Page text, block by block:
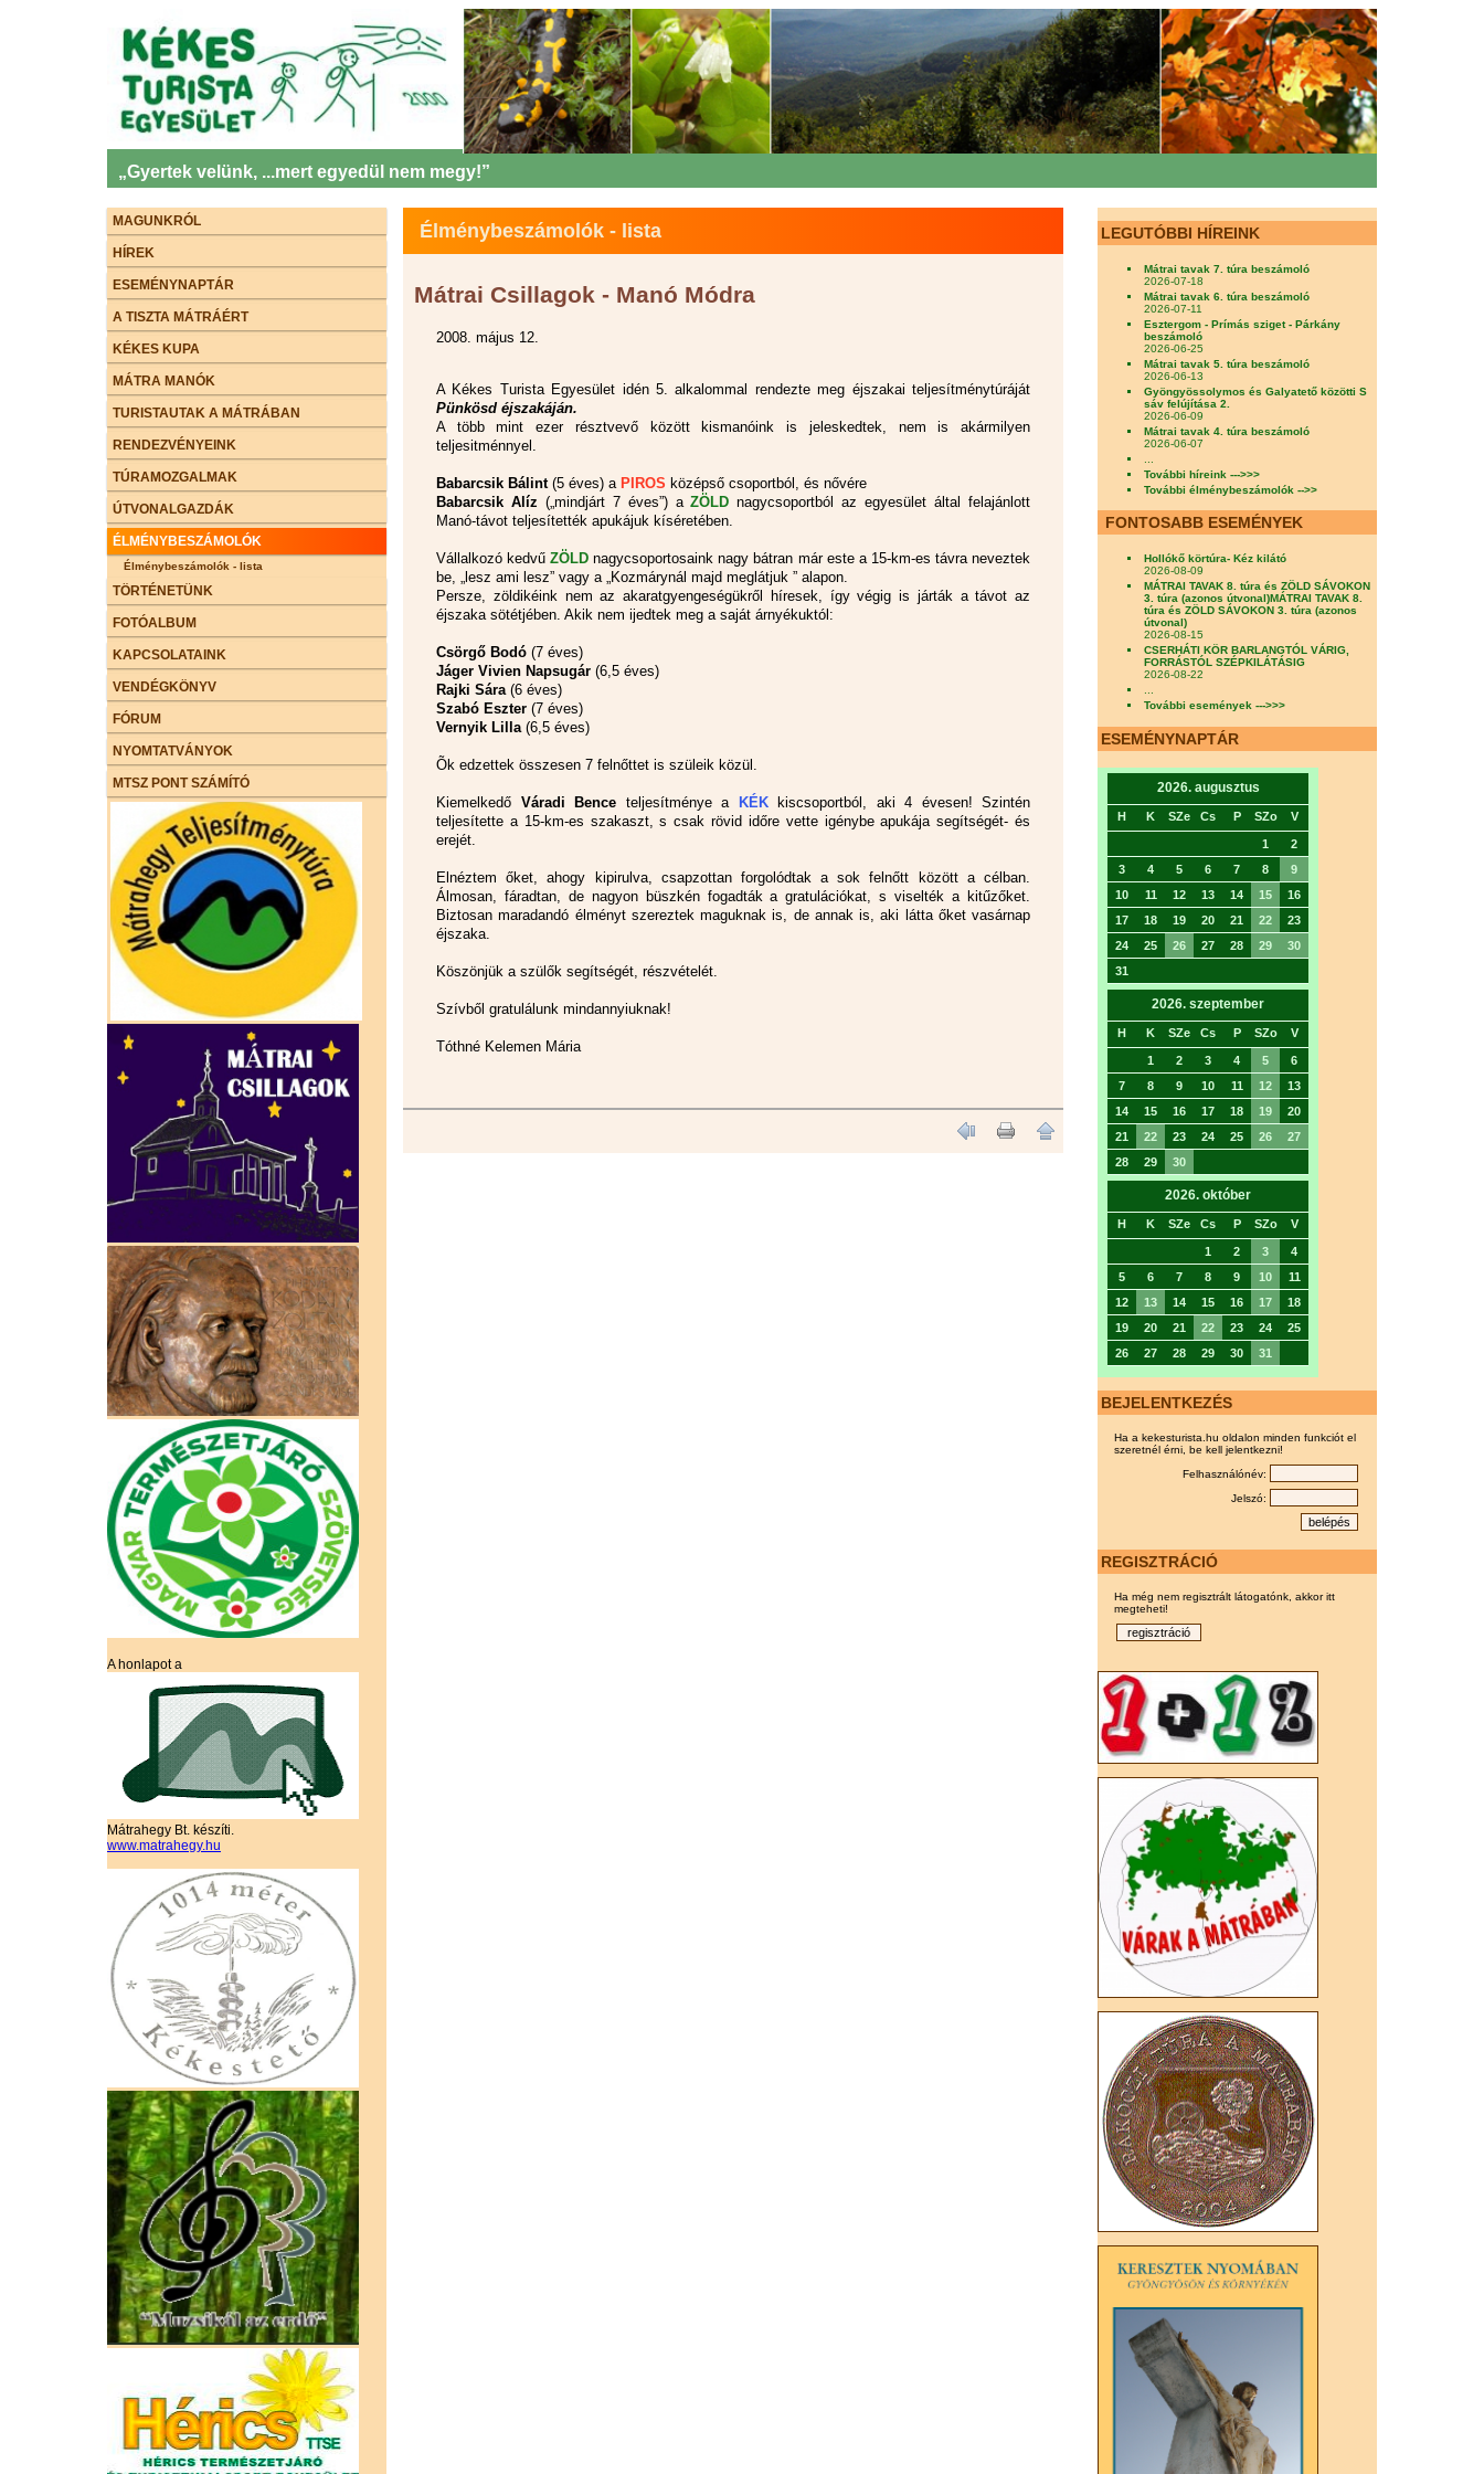
„Gyertek velünk, ...mert egyedül nem megy!”
MAGUNKRÓL
HÍREK
ESEMÉNYNAPTÁR
A TISZTA MÁTRÁÉRT
KÉKES KUPA
MÁTRA MANÓK
TURISTAUTAK A MÁTRÁBAN
RENDEZVÉNYEINK
TÚRAMOZGALMAK
ÚTVONALGAZDÁK
ÉLMÉNYBESZÁMOLÓK
Élménybeszámolók - lista
TÖRTÉNETÜNK
FOTÓALBUM
KAPCSOLATAINK
VENDÉGKÖNYV
FÓRUM
NYOMTATVÁNYOK
MTSZ PONT SZÁMÍTÓ
A honlapot a
Mátrahegy Bt. készíti.
www.matrahegy.hu
Élménybeszámolók - lista
Mátrai Csillagok - Manó Módra
2008. május 12.
A Kékes Turista Egyesület idén 5. alkalommal rendezte meg éjszakai teljesítménytúráját
Pünkösd éjszakáján.
A több mint ezer résztvevő között kismanóink is jeleskedtek, nem is akármilyen
teljesitménnyel.
Babarcsik Bálint(5 éves) a PIROS középső csoportból, és nővére
Babarcsik Alíz („mindjárt 7 éves”) aZÖLD nagycsoportból az egyesület által felajánlott
Manó-távot teljesítették apukájuk kíséretében.
Vállalkozó kedvűZÖLD nagycsoportosaink nagy bátran már este a 15-km-es távra neveztek
be, „lesz ami lesz” vagy a „Kozmárynál majd meglátjuk ” alapon.
Persze, zöldikéink nem az akaratgyengeségükről híresek, így végig is járták a távot az
éjszaka sötétjében. Akik nem ijedtek meg a saját árnyékuktól:
Csörgő Bodó (7 éves)
Jáger Vivien Napsugár (6,5 éves)
Rajki Sára (6 éves)
Szabó Eszter (7 éves)
Vernyik Lilla (6,5 éves)
Õk edzettek összesen 7 felnőttet is szüleik közül.
Kiemelkedő Váradi Bence teljesítménye a KÉK kiscsoportból, aki 4 évesen! Szintén
teljesítette a 15-km-es szakaszt, s csak rövid időre vette igénybe apukája segítségét- és
erejét.
Elnéztem őket, ahogy kipirulva, csapzottan forgolódtak a sok felnőtt között a célban.
Álmosan, fáradtan, de nagyon büszkén fogadták a gratulációkat, s viselték a kitűzőket.
Biztosan maradandó élményt szereztek maguknak is, de annak is, aki látta őket vasárnap
éjszaka.
Köszönjük a szülők segítségét, részvételét.
Szívből gratulálunk mindannyiuknak!
Tóthné Kelemen Mária
LEGUTÓBBI HÍREINK
Mátrai tavak 7. túra beszámoló
2026-07-18
Mátrai tavak 6. túra beszámoló
2026-07-11
Esztergom - Prímás sziget - Párkány
beszámoló
2026-06-25
Mátrai tavak 5. túra beszámoló
2026-06-13
Gyöngyössolymos és Galyatető közötti S
sáv felújítása 2.
2026-06-09
Mátrai tavak 4. túra beszámoló
2026-06-07
További híreink --->>>
További élménybeszámolók -->>
FONTOSABB ESEMÉNYEK
Hollókő körtúra- Kéz kilátó
2026-08-09
MÁTRAI TAVAK 8. túra és ZÖLD SÁVOKON
3. túra (azonos útvonal)MÁTRAI TAVAK 8.
túra és ZÖLD SÁVOKON 3. túra (azonos
útvonal)
2026-08-15
CSERHÁTI KÖR BARLANGTÓL VÁRIG,
FORRÁSTÓL SZÉPKILÁTÁSIG
2026-08-22
...
További események --->>>
ESEMÉNYNAPTÁR
2026. augusztus
H K SZe Cs P SZo V
1
2
3
4 5 6 7 8
9
10
11 12 13 14 15
16
17
18 19 20 21 22
23
24
25 26 27 28 29
30
31
2026. szeptember
H K SZe Cs P SZo V
1 2 3 4 5
6
7
8 9 10 11 12
13
14
15 16 17 18 19
20
21
22 23 24 25 26
27
28
29 30
2026. október
H K SZe Cs P SZo V
1 2 3
4
5
6 7 8 9 10
11
12
13 14 15 16 17
18
19
20 21 22 23 24
25
26
27 28 29 30 31
BEJELENTKEZÉS
Ha a kekesturista.hu oldalon minden funkciót el
szeretnél érni, be kell jelentkezni!
Felhasználónév:
Jelszó:
REGISZTRÁCIÓ
Ha még nem regisztrált látogatónk, akkor itt
megteheti!